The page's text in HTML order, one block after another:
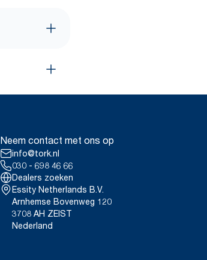
Neem contact met ons op
info@tork.nl
030 - 698 46 66
Dealers zoeken
Essity Netherlands B.V.
Arnhemse Bovenweg 120
3708 AH ZEIST
Nederland